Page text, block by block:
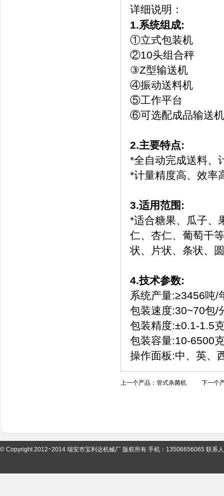
详细说明：
1.系统组成:
①立式包装机
②10头组合秤
③Z型输送机
④振动送料机
⑤工作平台
⑥可选配成品输送
2.主要特点:
*全自动完成送料、
*计量精度高、效率
3.适用范围:
*适合糖果、瓜子、
仁、杏仁、葡萄干
状、片状、条状、
4.技术参数:
系统产量:≥3456吨/
包装速度:30~70包/
包装精度:±0.1-1.5
包装容量:10-6500
操作面板:中、英、
上一个产品： 管式杀菌机 下一个产
© Copyright 2012~2014 瑞安市宝利达机械厂 版权所有.手机：13506656065 联系